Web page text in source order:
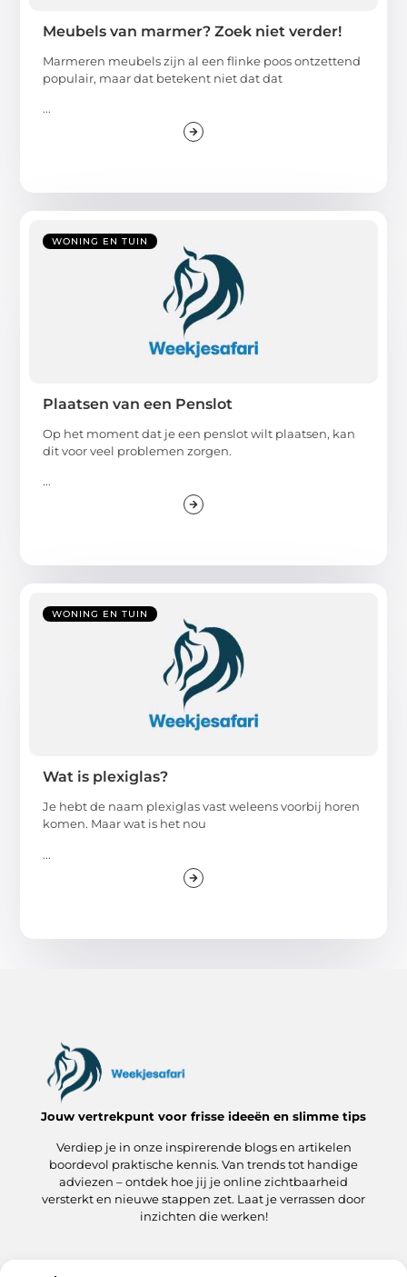
Meubels van marmer? Zoek niet verder!
Marmeren meubels zijn al een flinke poos ontzettend
populair, maar dat betekent niet dat dat
...
WONING EN TUIN
Plaatsen van een Penslot
Op het moment dat je een penslot wilt plaatsen, kan
dit voor veel problemen zorgen.
...
WONING EN TUIN
Wat is plexiglas?
Je hebt de naam plexiglas vast weleens voorbij horen
komen. Maar wat is het nou
...
Jouw vertrekpunt voor frisse ideeën en slimme tips
Verdiep je in onze inspirerende blogs en artikelen
boordevol praktische kennis. Van trends tot handige
adviezen – ontdek hoe jij je online zichtbaarheid
versterkt en nieuwe stappen zet. Laat je verrassen door
inzichten die werken!